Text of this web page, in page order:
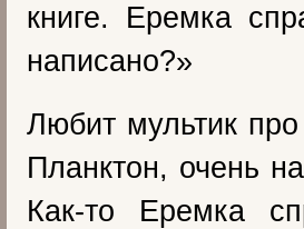
книге. Еремка
написано?»
Любит мультик
Планктон, очень
Как-то Еремка